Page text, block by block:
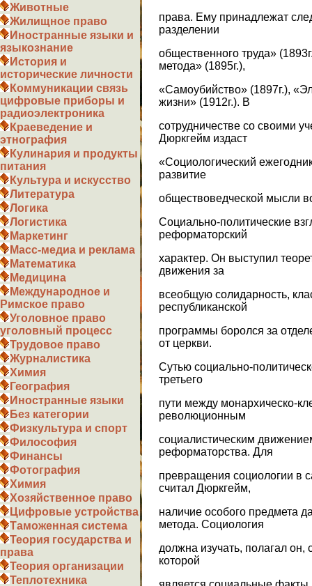
Животные
Жилищное право
Иностранные языки и
языкознание
История и
исторические личности
Коммуникации связь
цифровые приборы и
радиоэлектроника
Краеведение и
этнография
Кулинария и продукты
питания
Культура и искусство
Литература
Логика
Логистика
Маркетинг
Масс-медиа и реклама
Математика
Медицина
Международное и
Римское право
Уголовное право
уголовный процесс
Трудовое право
Журналистика
Химия
География
Иностранные языки
Без категории
Физкультура и спорт
Философия
Финансы
Фотография
Химия
Хозяйственное право
Цифровые устройства
Таможенная система
Теория государства и
права
Теория организации
Теплотехника
права. Ему принадлежат
разделении
общественного труда»
метода» (1895г.),
«Самоубийство» (1897г.),
жизни» (1912г.). В
сотрудничестве со своими
Дюркгейм издаст
«Социологический
развитие
обществоведческой мысли
Социально-политические
реформаторский
характер. Он выступил
движения за
всеобщую солидарность,
республиканской
программы боролся за
от церкви.
Сутью социально-
третьего
пути между монархическо-
революционным
социалистическим
реформаторства. Для
превращения социологии в
считал Дюркгейм,
наличие особого предмета
метода. Социология
должна изучать, полагал
которой